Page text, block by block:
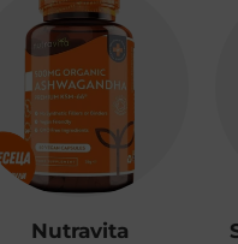
Nutravita